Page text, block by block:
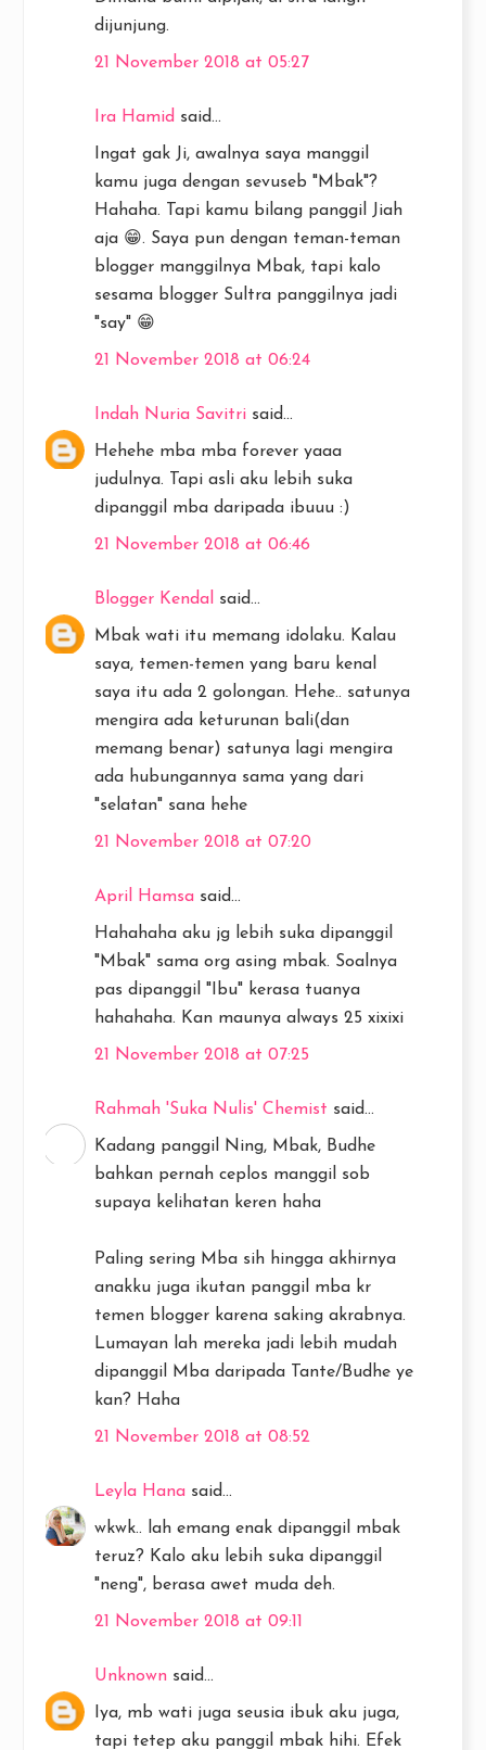
dijunjung.
21 November 2018 at 05:27
Ira Hamid said...
Ingat gak Ji, awalnya saya manggil
kamu juga dengan sevuseb "Mbak"?
Hahaha. Tapi kamu bilang panggil Jiah
aja 😁. Saya pun dengan teman-teman
blogger manggilnya Mbak, tapi kalo
sesama blogger Sultra panggilnya jadi
"say" 😁
21 November 2018 at 06:24
Indah Nuria Savitri said...
Hehehe mba mba forever yaaa
judulnya. Tapi asli aku lebih suka
dipanggil mba daripada ibuuu :)
21 November 2018 at 06:46
Blogger Kendal said...
Mbak wati itu memang idolaku. Kalau
saya, temen-temen yang baru kenal
saya itu ada 2 golongan. Hehe.. satunya
mengira ada keturunan bali(dan
memang benar) satunya lagi mengira
ada hubungannya sama yang dari
"selatan" sana hehe
21 November 2018 at 07:20
April Hamsa said...
Hahahaha aku jg lebih suka dipanggil
"Mbak" sama org asing mbak. Soalnya
pas dipanggil "Ibu" kerasa tuanya
hahahaha. Kan maunya always 25 xixixi
21 November 2018 at 07:25
Rahmah 'Suka Nulis' Chemist said...
Kadang panggil Ning, Mbak, Budhe
bahkan pernah ceplos manggil sob
supaya kelihatan keren haha
Paling sering Mba sih hingga akhirnya
anakku juga ikutan panggil mba kr
temen blogger karena saking akrabnya.
Lumayan lah mereka jadi lebih mudah
dipanggil Mba daripada Tante/Budhe ye
kan? Haha
21 November 2018 at 08:52
Leyla Hana said...
wkwk.. lah emang enak dipanggil mbak
teruz? Kalo aku lebih suka dipanggil
"neng", berasa awet muda deh.
21 November 2018 at 09:11
Unknown said...
Iya, mb wati juga seusia ibuk aku juga,
tapi tetep aku panggil mbak hihi. Efek